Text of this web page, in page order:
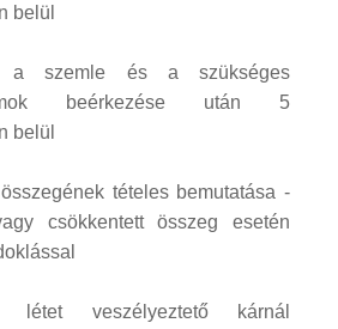
belül
a szemle és a szükséges
beérkezése után 5
belül
tételes bemutatása -
csökkentett összeg esetén
létet veszélyeztető kárnál